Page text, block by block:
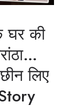
घर की
लिए